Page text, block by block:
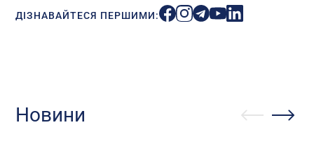
ДІЗНАВАЙТЕСЯ ПЕРШИМИ:
Новини